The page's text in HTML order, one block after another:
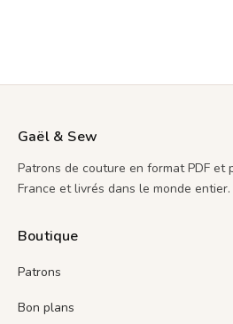
Gaël & Sew
Patrons de couture en format PDF et
France et livrés dans le monde entier.
Boutique
Patrons
Bon plans